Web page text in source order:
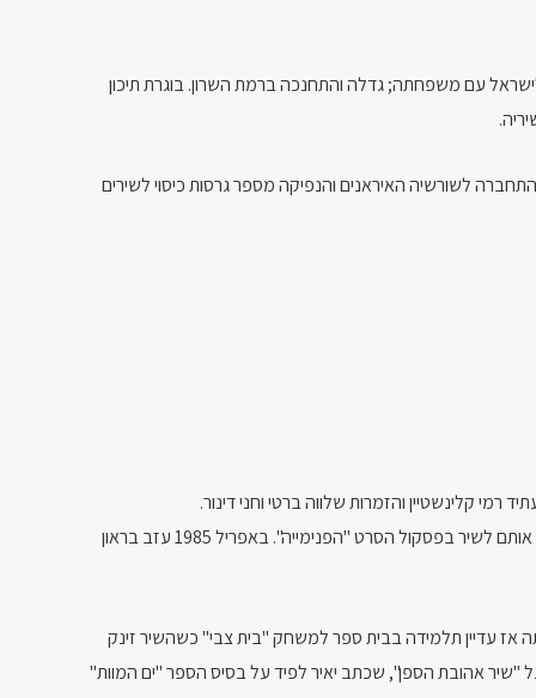
בת 8, עלתה לישראל עם משפחתה; גדלה והתחנכה ברמת השרון. בוגרת תיכון
באופן תדיר בכלי התקשורת השונים, ובהם קול ישראל בפרסית וכלי תקשורת איראנים נוספים, ערוץ 2 ועוד. החל מ-2010 ריטה התחברה לשורשיה האיראנים והנפיקה מספר גרסות כיסוי לשירים
הרדיו של רבקה מיכאלי, ופריצתה החלה בלהקה הצבאית "צה"ל 80" בשנת 1980, לצד בעלה לעתיד רמי קלינשטיין והזמרות שלווה ברטי וחני דינור.
בשנת 1982 החלה ללמוד בבית הספר למשחק "בית צבי". באותה תקופה יצרו קלינשטיין וריטה קשר עם סמנכ"ל חברת CBS, רוני בראון, אשר הזמין אותם לשיר בפסקול הסרט "הפנימייה". באפריל 1985 עזב בראון
שהלחין קלינשטיין למילים של יעל טבת בו הושקעו מעל 120 שעות אולפן. ריטה הייתה אז עדיין תלמידה בבית ספר למשחק "בית צבי" כשהשיר זינק
"שיר אהובת הספן", שכתב יאיר לפיד על בסיס הספר "ים המוות"